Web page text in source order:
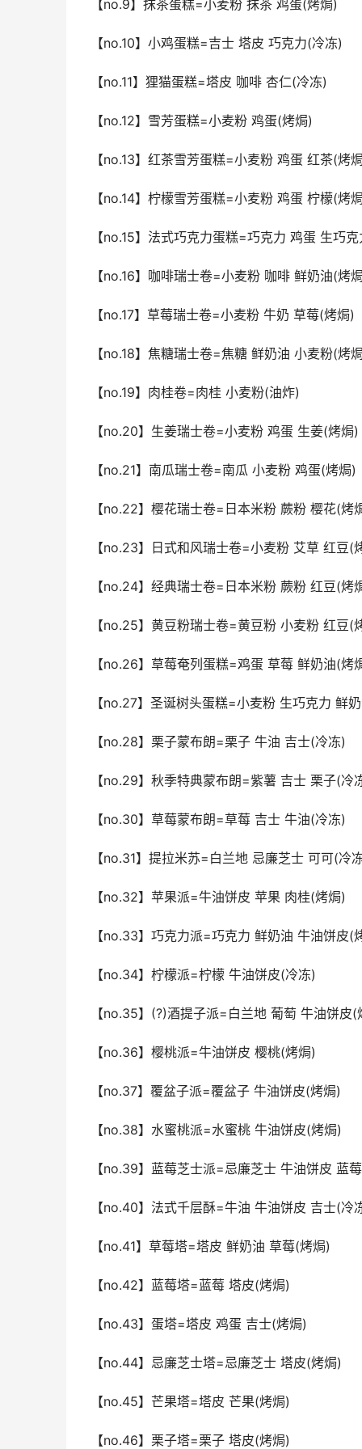
【no.9】抹茶蛋糕=小麦粉 抹茶 鸡蛋(烤焗)
【no.10】小鸡蛋糕=吉士 塔皮 巧克力(冷冻)
【no.11】狸猫蛋糕=塔皮 咖啡 杏仁(冷冻)
【no.12】雪芳蛋糕=小麦粉 鸡蛋(烤焗)
【no.13】红茶雪芳蛋糕=小麦粉 鸡蛋 红茶(烤
【no.14】柠檬雪芳蛋糕=小麦粉 鸡蛋 柠檬(烤
【no.15】法式巧克力蛋糕=巧克力 鸡蛋 生巧
【no.16】咖啡瑞士卷=小麦粉 咖啡 鲜奶油(烤
【no.17】草莓瑞士卷=小麦粉 牛奶 草莓(烤焗)
【no.18】焦糖瑞士卷=焦糖 鲜奶油 小麦粉(烤
【no.19】肉桂卷=肉桂 小麦粉(油炸)
【no.20】生姜瑞士卷=小麦粉 鸡蛋 生姜(烤焗)
【no.21】南瓜瑞士卷=南瓜 小麦粉 鸡蛋(烤焗)
【no.22】樱花瑞士卷=日本米粉 蕨粉 樱花(烤
【no.23】日式和风瑞士卷=小麦粉 艾草 红豆(
【no.24】经典瑞士卷=日本米粉 蕨粉 红豆(烤
【no.25】黄豆粉瑞士卷=黄豆粉 小麦粉 红豆(
【no.26】草莓奄列蛋糕=鸡蛋 草莓 鲜奶油(烤
【no.27】圣诞树头蛋糕=小麦粉 生巧克力 鲜
【no.28】栗子蒙布朗=栗子 牛油 吉士(冷冻)
【no.29】秋季特典蒙布朗=紫薯 吉士 栗子(冷
【no.30】草莓蒙布朗=草莓 吉士 牛油(冷冻)
【no.31】提拉米苏=白兰地 忌廉芝士 可可(冷
【no.32】苹果派=牛油饼皮 苹果 肉桂(烤焗)
【no.33】巧克力派=巧克力 鲜奶油 牛油饼皮(
【no.34】柠檬派=柠檬 牛油饼皮(冷冻)
【no.35】(?)酒提子派=白兰地 葡萄 牛油饼皮(
【no.36】樱桃派=牛油饼皮 樱桃(烤焗)
【no.37】覆盆子派=覆盆子 牛油饼皮(烤焗)
【no.38】水蜜桃派=水蜜桃 牛油饼皮(烤焗)
【no.39】蓝莓芝士派=忌廉芝士 牛油饼皮 蓝
【no.40】法式千层酥=牛油 牛油饼皮 吉士(冷
【no.41】草莓塔=塔皮 鲜奶油 草莓(烤焗)
【no.42】蓝莓塔=蓝莓 塔皮(烤焗)
【no.43】蛋塔=塔皮 鸡蛋 吉士(烤焗)
【no.44】忌廉芝士塔=忌廉芝士 塔皮(烤焗)
【no.45】芒果塔=塔皮 芒果(烤焗)
【no.46】栗子塔=栗子 塔皮(烤焗)